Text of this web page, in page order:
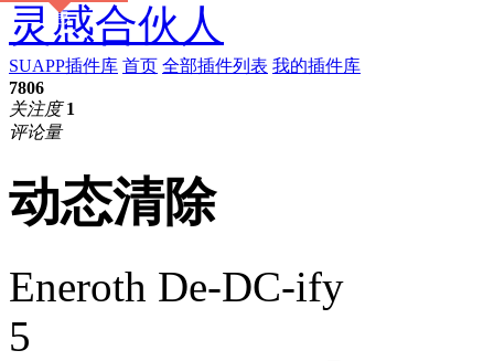
灵感合伙人
惠
SUAPP插件库 首页 全部插件列表 我的插件库
7806
关注度 1
评论量
动态清除
Eneroth De-DC-ify
5